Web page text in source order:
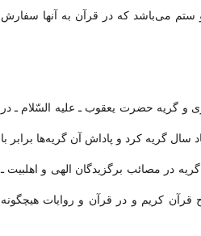
و ستم می‌باشد كه در قرآن به آنها سفارش
و گریه حضرت یعقوب ـ علیه السّلام ـ در
گریه كرد و پاداش آن گریه‌ها برابر با
در مصائب برگزیدگان الهی و اهلبیت ـ
قرآن كریم و در قرآن و روایات هیچگونه